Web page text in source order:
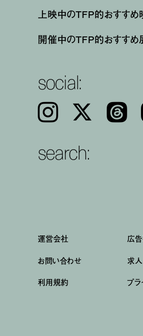
上映中のTFP的おすすめ
開催中のTFP的おすすめ
social:
Instagram 𝕏 Threads
search:
運営会社
広
お問い合わせ
求人
利用規約 プラ